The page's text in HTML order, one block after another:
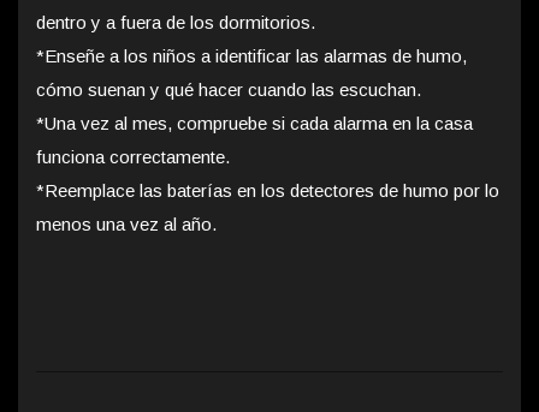
dentro y a fuera de los dormitorios.
*Enseñe a los niños a identificar las alarmas de humo,
cómo suenan y qué hacer cuando las escuchan.
*Una vez al mes, compruebe si cada alarma en la casa
funciona correctamente.
*Reemplace las baterías en los detectores de humo por lo
menos una vez al año.